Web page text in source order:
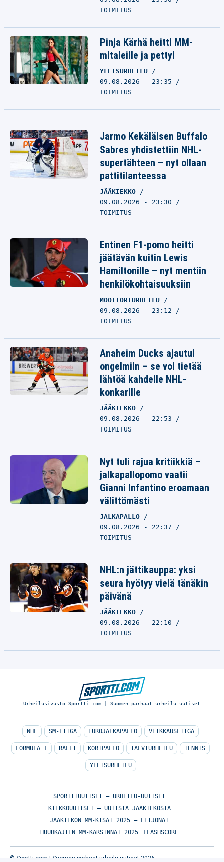
TOIMITUS
Pinja Kärhä heitti MM-
mitaleille ja pettyi
YLEISURHEILU
09.08.2026 - 23:35
TOIMITUS
Jarmo Kekäläisen Buffalo
Sabres yhdistettiin NHL-
supertähteen – nyt ollaan
pattitilanteessa
JÄÄKIEKKO
09.08.2026 - 23:30
TOIMITUS
Entinen F1-pomo heitti
jäätävän kuitin Lewis
Hamiltonille – nyt mentiin
henkilökohtaisuuksiin
MOOTTORIURHEILU
09.08.2026 - 23:12
TOIMITUS
Anaheim Ducks ajautui
ongelmiin – se voi tietää
lähtöä kahdelle NHL-
konkarille
JÄÄKIEKKO
09.08.2026 - 22:53
TOIMITUS
Nyt tuli rajua kritiikkiä –
jalkapallopomo vaatii
Gianni Infantino eroamaan
välittömästi
JALKAPALLO
09.08.2026 - 22:37
TOIMITUS
NHL:n jättikauppa: yksi
seura hyötyy vielä tänäkin
päivänä
JÄÄKIEKKO
09.08.2026 - 22:10
TOIMITUS
Urheilusivusto Sportti.com | Suomen parhaat urheilu-uutiset
NHL SM-LIIGA EUROJALKAPALLO VEIKKAUSLIIGA
FORMULA 1 RALLI KORIPALLO TALVIURHEILU TENNIS
YLEISURHEILU
SPORTTIUUTISET – URHEILU-UUTISET
KIEKKOUUTISET – UUTISIA JÄÄKIEKOSTA
JÄÄKIEKON MM-KISAT 2025 – LEIJONAT
HUUHKAJIEN MM-KARSINNAT 2025
FLASHSCORE
© Sportti.com | Suomen parhaat urheilu-uutiset 2026